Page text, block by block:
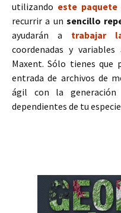
utilizando este paquete
recurrir a un sencillo
ayudarán a trabajar
coordenadas y
Maxent. Sólo tienes que
entrada de archivos de
ágil con la generación
dependientes de tu